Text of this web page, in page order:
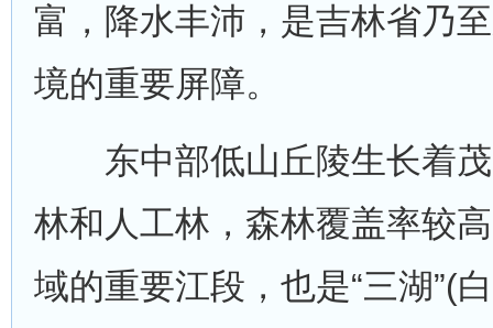
富，降水丰沛，是吉林省乃
境的重要屏障。
东中部低山丘陵生长着茂
林和人工林，森林覆盖率较
域的重要江段，也是“三湖”(